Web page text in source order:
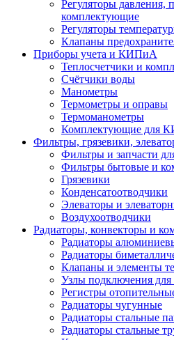
Регуляторы давления,
комплектующие
Регуляторы
Клапаны
Приборы учета и КИПиА
Теплосчетчики и
Счётчики воды
Манометры
Термометры и оправы
Термоманометры
Комплектующие для
Фильтры, грязевики,
Фильтры и запчасти
Фильтры бытовые и
Грязевики
Конденсатоотводчики
Элеваторы и
Воздухоотводчики
Радиаторы, конвекторы и
Радиаторы
Радиаторы
Клапаны и элементы
Узлы подключения для
Регистры
Радиаторы чугунные
Радиаторы стальные
Радиаторы стальные